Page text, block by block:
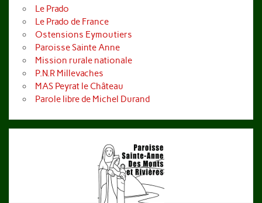
Le Prado
Le Prado de France
Ostensions Eymoutiers
Paroisse Sainte Anne
Mission rurale nationale
P.N.R Millevaches
MAS Peyrat le Château
Parole libre de Michel Durand